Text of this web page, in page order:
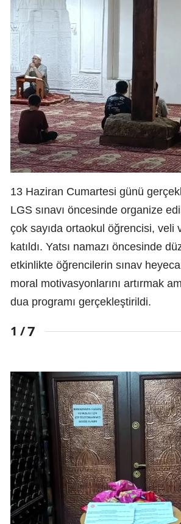
13 Haziran Cumartesi günü
LGS sınavı öncesinde organize
çok sayıda ortaokul öğrencisi, veli
katıldı. Yatsı namazı öncesinde
etkinlikte öğrencilerin sınav
moral motivasyonlarını artırmak
dua programı gerçekleştirildi.
1 /7